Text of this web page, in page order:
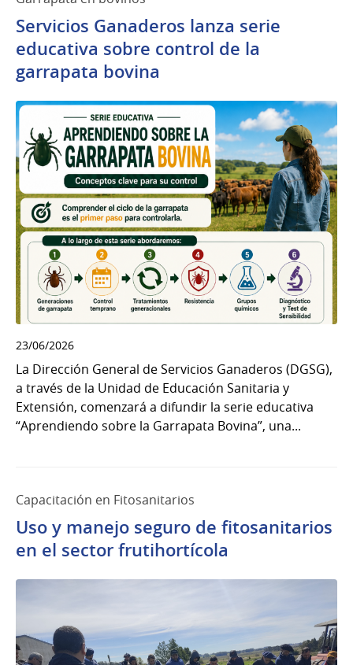
Servicios Ganaderos lanza serie
educativa sobre control de la
garrapata bovina
23/06/2026
La Dirección General de Servicios Ganaderos (DGSG),
a través de la Unidad de Educación Sanitaria y
Extensión, comenzará a difundir la serie educativa
“Aprendiendo sobre la Garrapata Bovina”, una...
Capacitación en Fitosanitarios
Uso y manejo seguro de fitosanitarios
en el sector frutihortícola